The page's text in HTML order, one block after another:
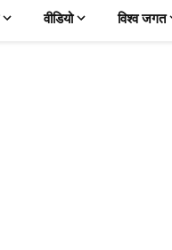
वीडियो विश्व जगत